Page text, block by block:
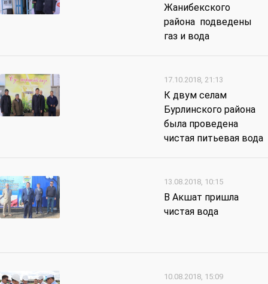
Жанибекского
района подведены
газ и вода
17.10.2018, 21:13
К двум селам
Бурлинского района
была проведена
чистая питьевая вода
13.08.2018, 10:15
В Акшат пришла
чистая вода
10.08.2018, 15:09